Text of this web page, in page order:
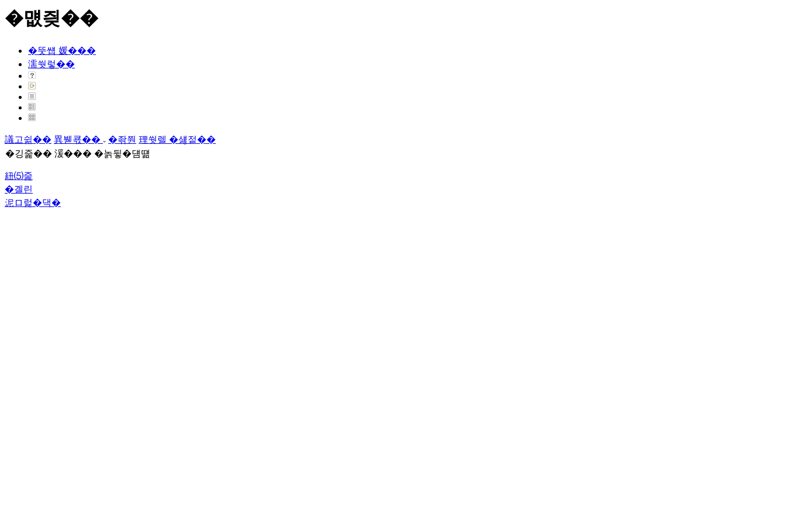
�먮즺��
�뚯썝 媛���
濡쒓렇��
議고쉶�� 異붿쿇�� �좎쭨 理쒓렐 �섏젙��
�깅줉�� 湲��� �놁뒿�덈떎
紐⑸줉
�곌린
泥ロ럹�댁�